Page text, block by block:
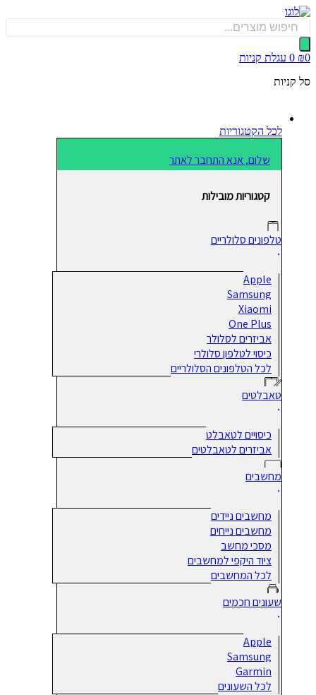
0 עגלת קניות
לכל הקטגוריות
שלום, אנא התחבר לאתר
קטגוריות מובילות
טלפונים סלולריים
Apple
Samsung
Xiaomi
One Plus
אביזרים לסלולר
כיסוי לטלפון סלולרי
לכל הטלפונים הסלולריים
טאבלטים
כיסויים לטאבלט
אביזרים לטאבלטים
מחשבים
מחשבים ניידים
מחשבים נייחים
מסכי מחשב
ציוד היקפי למחשבים
לכל המחשבים
שעונים חכמים
Apple
Samsung
Garmin
לכל השעונים